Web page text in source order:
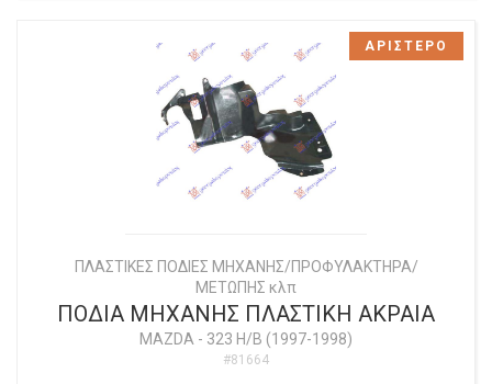
ΠΛΑΣΤΙΚΕΣ ΠΟΔΙΕΣ ΜΗΧΑΝΗΣ/ΠΡΟΦΥΛΑΚΤΗΡΑ/
ΜΕΤΩΠΗΣ κλπ
ΠΟΔΙΑ ΜΗΧΑΝΗΣ ΠΛΑΣΤΙΚΗ ΑΚΡΑΙΑ
MAZDA - 323 H/B (1997-1998)
#81664
ΑΡΙΣΤΕΡΟ